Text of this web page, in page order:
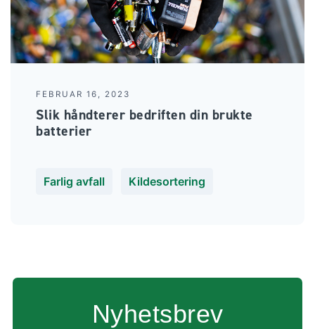
FEBRUAR 16, 2023
Slik håndterer bedriften din brukte
batterier
Farlig avfall Kildesortering
Nyhetsbrev